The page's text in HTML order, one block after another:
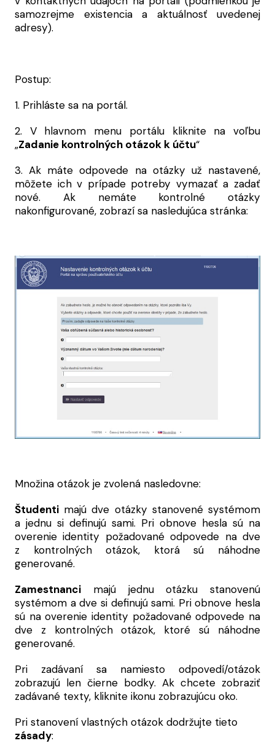
samozrejme existencia a aktuálnosť uvedenej
adresy).
Postup:
1. Prihláste sa na portál.
2. V hlavnom menu portálu kliknite na voľbu
„Zadanie kontrolných otázok k účtu“
3. Ak máte odpovede na otázky už nastavené,
môžete ich v prípade potreby vymazať a zadať
nové. Ak nemáte kontrolné otázky
nakonfigurované, zobrazí sa nasledujúca stránka:
Množina otázok je zvolená nasledovne:
Študenti majú dve otázky stanovené systémom
a jednu si definujú sami. Pri obnove hesla sú na
overenie identity požadované odpovede na dve
z kontrolných otázok, ktorá sú náhodne
generované.
Zamestnanci majú jednu otázku stanovenú
systémom a dve si definujú sami. Pri obnove hesla
sú na overenie identity požadované odpovede na
dve z kontrolných otázok, ktoré sú náhodne
generované.
Pri zadávaní sa namiesto odpovedí/otázok
zobrazujú len čierne bodky. Ak chcete zobraziť
zadávané texty, kliknite ikonu zobrazujúcu oko.
Pri stanovení vlastných otázok dodržujte tieto
zásady: